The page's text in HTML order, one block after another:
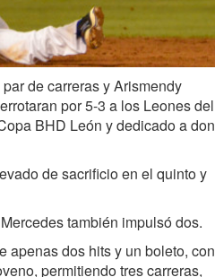
de carreras y Arismendy
por 5-3 a los Leones del
BHD León y dedicado a don
de sacrificio en el quinto y
también impulsó dos.
apenas dos hits y un boleto, con
permitiendo tres carreras,